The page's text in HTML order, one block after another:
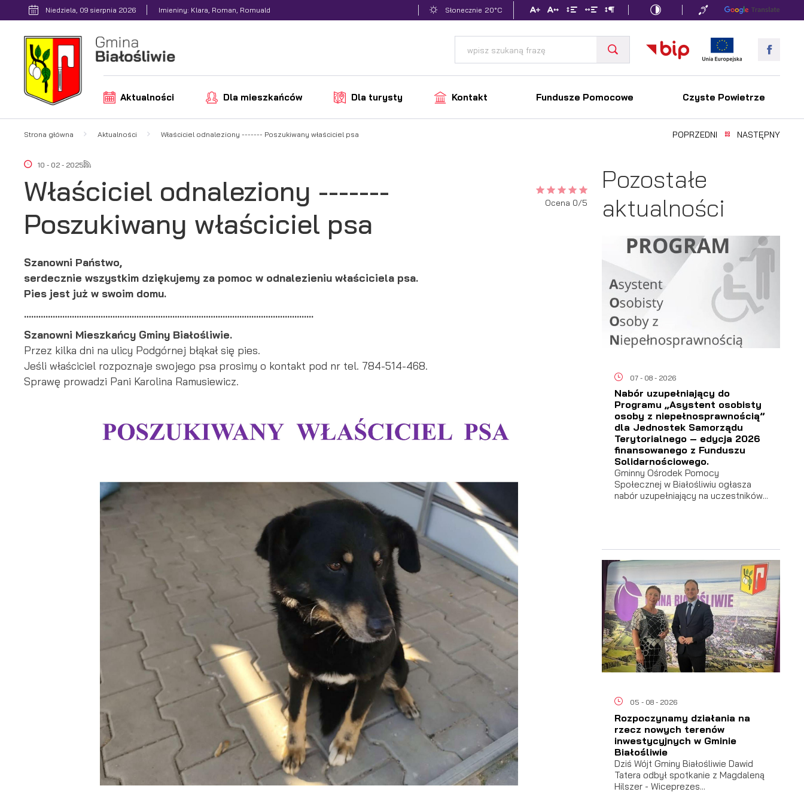
Przejdź do menu.
Przejdź do wyszukiwarki.
Przejdź do treści.
Przejdź do ustawień wielkości czcionki.
Włącz wersję kontrastową strony.
Niedziela, 09 sierpnia 2026 Imieniny: Klara, Roman, Romuald Słonecznie 20°C
Aktualności Dla mieszkańców Dla turysty Kontakt Fundusze Pomocowe Czyste Powietrze
Strona główna Aktualności Właściciel odnaleziony ------- Poszukiwany właściciel psa POPRZEDNI NASTĘPNY
10 - 02 - 2025
Właściciel odnaleziony -------
Poszukiwany właściciel psa
Ocena 0/5
Szanowni Państwo,
serdecznie wszystkim dziękujemy za pomoc w odnalezieniu właściciela psa.
Pies jest już w swoim domu.
.........................................................................................................................
Szanowni Mieszkańcy Gminy Białośliwie.
Przez kilka dni na ulicy Podgórnej błąkał się pies.
Jeśli właściciel rozpoznaje swojego psa prosimy o kontakt pod nr tel. 784-514-468.
Sprawę prowadzi Pani Karolina Ramusiewicz.
Pozostałe
aktualności
07 - 08 - 2026
Nabór uzupełniający do
Programu „Asystent osobisty
osoby z niepełnosprawnością”
dla Jednostek Samorządu
Terytorialnego – edycja 2026
finansowanego z Funduszu
Solidarnościowego.
Gminny Ośrodek Pomocy
Społecznej w Białośliwiu ogłasza
nabór uzupełniający na uczestników...
05 - 08 - 2026
Rozpoczynamy działania na
rzecz nowych terenów
inwestycyjnych w Gminie
Białośliwie
Dziś Wójt Gminy Białośliwie Dawid
Tatera odbył spotkanie z Magdaleną
Hilszer - Wiceprezes...
Ustawienia
Szanujemy Twoją prywatność. Możesz zmienić ustawienia cookies lub zaakceptować
je wszystkie. W dowolnym momencie możesz dokonać zmiany swoich ustawień.
Niezbędne
Niezbędne pliki cookies służą do prawidłowego funkcjonowania strony internetowej i
umożliwiają Ci komfortowe korzystanie z oferowanych przez nas usług.
Pliki cookies odpowiadają na podejmowane przez Ciebie działania w celu m.in.
dostosowania Twoich ustawień preferencji prywatności, logowania czy wypełniania
formularzy. Dzięki plikom cookies strona, z której korzystasz, może działać bez
zakłóceń.
Funkcjonalne i personalizacyjne
Tego typu pliki cookies umożliwiają stronie internetowej zapamiętanie
wprowadzonych przez Ciebie ustawień oraz personalizację określonych